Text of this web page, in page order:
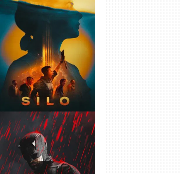
Silo 2ª Temporada (2024)
WEB-DL 1080p Dual Áudio